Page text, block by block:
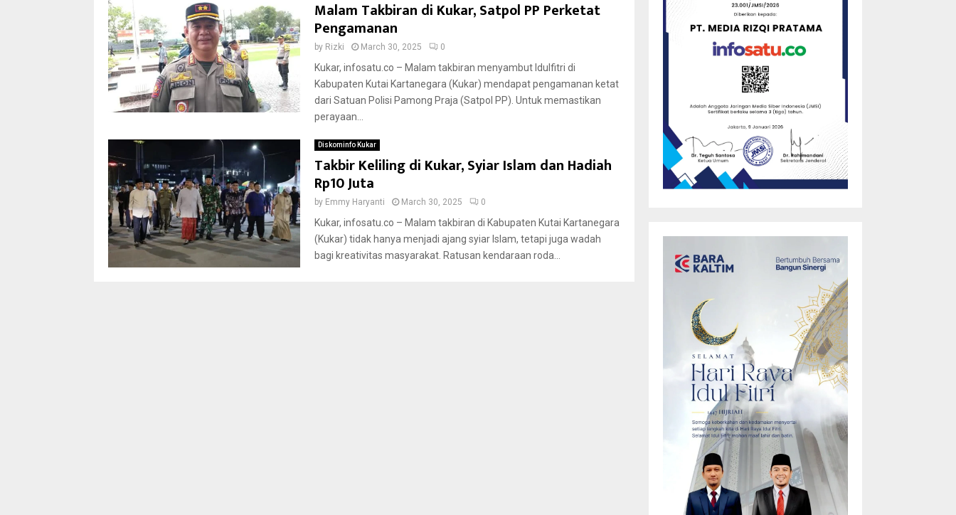
Malam Takbiran di Kukar, Satpol PP Perketat
Pengamanan
by Rizki March 30, 2025 0
Kukar, infosatu.co – Malam takbiran menyambut Idulfitri di
Kabupaten Kutai Kartanegara (Kukar) mendapat pengamanan ketat
dari Satuan Polisi Pamong Praja (Satpol PP). Untuk memastikan
perayaan...
Diskominfo Kukar
Takbir Keliling di Kukar, Syiar Islam dan Hadiah
Rp10 Juta
by Emmy Haryanti March 30, 2025 0
Kukar, infosatu.co – Malam takbiran di Kabupaten Kutai Kartanegara
(Kukar) tidak hanya menjadi ajang syiar Islam, tetapi juga wadah
bagi kreativitas masyarakat. Ratusan kendaraan roda...